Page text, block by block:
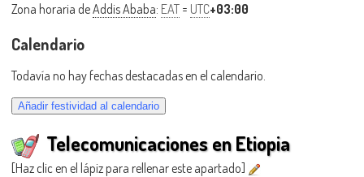
Zona horaria deAddis Ababa: EAT = UTC+03:00
Calendario
Todavía no hay fechas destacadas en el calendario.
Telecomunicaciones en Etiopia
[Haz clic en el lápiz para rellenar este apartado]